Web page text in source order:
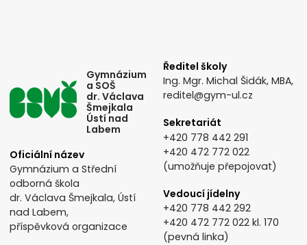
Gymnázium
a SOŠ
dr. Václava
Šmejkala
Ústí nad
Labem
Oficiální název
Gymnázium a Střední
odborná škola
dr. Václava Šmejkala, Ústí
nad Labem,
příspěvková organizace
Ředitel školy
Ing. Mgr. Michal Šidák, MBA,
reditel@gym-ul.cz
Sekretariát
+420 778 442 291
+420 472 772 022
(umožňuje přepojovat)
Vedoucí jídelny
+420 778 442 292
+420 472 772 022 kl. 170
(pevná linka)